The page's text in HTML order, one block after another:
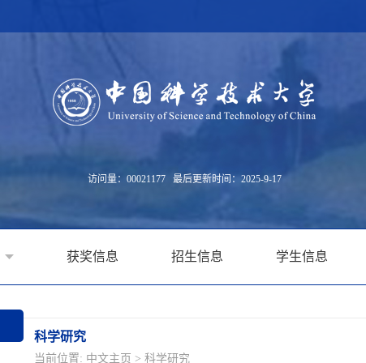
访问量： 00021177 最后更新时间： 2025-9-17
获奖信息 招生信息 学生信息
科学研究
当前位置: 中文主页 > 科学研究